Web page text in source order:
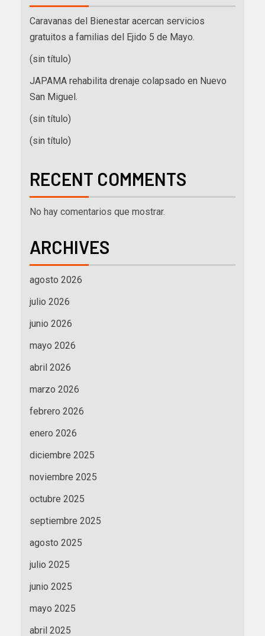
Caravanas del Bienestar acercan servicios
gratuitos a familias del Ejido 5 de Mayo.
(sin título)
JAPAMA rehabilita drenaje colapsado en Nuevo
San Miguel.
(sin título)
(sin título)
RECENT COMMENTS
No hay comentarios que mostrar.
ARCHIVES
agosto 2026
julio 2026
junio 2026
mayo 2026
abril 2026
marzo 2026
febrero 2026
enero 2026
diciembre 2025
noviembre 2025
octubre 2025
septiembre 2025
agosto 2025
julio 2025
junio 2025
mayo 2025
abril 2025